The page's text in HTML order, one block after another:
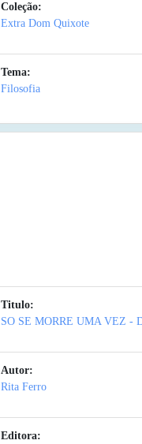
Coleção:
Extra Dom Quixote
Tema:
Filosofia
Titulo:
SO SE MORRE UMA VEZ -
Autor:
Rita Ferro
Editora: